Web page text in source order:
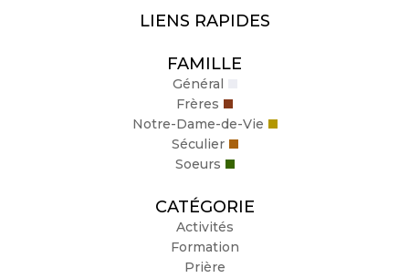
LIENS RAPIDES
FAMILLE
Général
Frères
Notre-Dame-de-Vie
Séculier
Soeurs
CATÉGORIE
Activités
Formation
Prière